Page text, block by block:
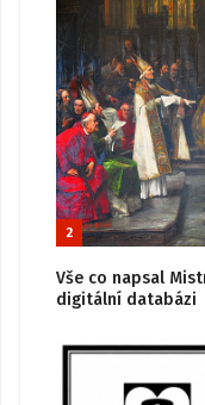
2
Vše co napsal
digitální databázi